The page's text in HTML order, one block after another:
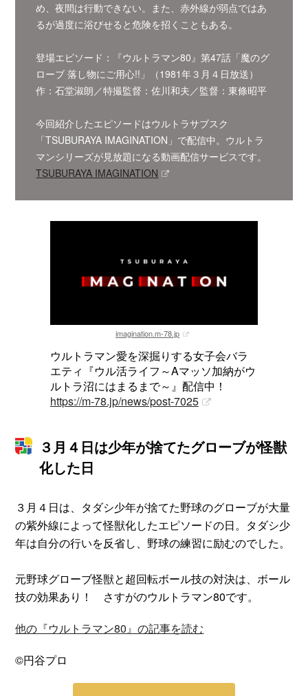
め、夜間は行動できない。また、赤外線が弱点ではあ
るが過度に浴びせると危険を招くこともある。
登場エピソード：『ウルトラマン80』第47話「魔のグ
ローブ 落し物にご用心!!」（1981年３月４日放送）
作：石堂淑朗／特撮監督：佐川和夫／監督：東條昭平
今回紹介したエピソードはウルトラサブスク
「TSUBURAYA IMAGINATION」で配信中。ウルトラ
マンシリーズが見放題になる動画配信サービスです。
TSUBURAYA IMAGINATION
imagination.m-78.jp
ウルトラマン愛を深掘りする女子会バラ
エティ『ウル活ライフ～Aマッソ加納がウ
ルトラ沼にはまるまで～』配信中！
https://m-78.jp/news/post-7025
３月４日は少年が捨てたグローブが怪獣
化した日
３月４日は、タダシ少年が捨てた野球のグローブが大量
の紫外線によって怪獣化したエピソードの日。タダシ少
年は自分の行いを反省し、野球の練習に励むのでした。
元野球グローブ怪獣と超回転ボール技の対決は、ボール
技の効果あり！ さすがのウルトラマン80です。
他の『ウルトラマン80』の記事を読む
©円谷プロ